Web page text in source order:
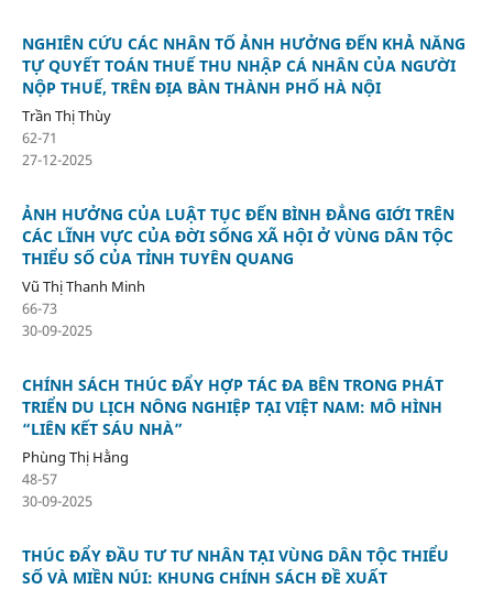
NGHIÊN CỨU CÁC NHÂN TỐ ẢNH HƯỞNG ĐẾN KHẢ NĂNG
TỰ QUYẾT TOÁN THUẾ THU NHẬP CÁ NHÂN CỦA NGƯỜI
NỘP THUẾ, TRÊN ĐỊA BÀN THÀNH PHỐ HÀ NỘI
Trần Thị Thùy
62-71
27-12-2025
ẢNH HƯỞNG CỦA LUẬT TỤC ĐẾN BÌNH ĐẲNG GIỚI TRÊN
CÁC LĨNH VỰC CỦA ĐỜI SỐNG XÃ HỘI Ở VÙNG DÂN TỘC
THIỂU SỐ CỦA TỈNH TUYÊN QUANG
Vũ Thị Thanh Minh
66-73
30-09-2025
CHÍNH SÁCH THÚC ĐẨY HỢP TÁC ĐA BÊN TRONG PHÁT
TRIỂN DU LỊCH NÔNG NGHIỆP TẠI VIỆT NAM: MÔ HÌNH
“LIÊN KẾT SÁU NHÀ”
Phùng Thị Hằng
48-57
30-09-2025
THÚC ĐẨY ĐẦU TƯ TƯ NHÂN TẠI VÙNG DÂN TỘC THIỂU
SỐ VÀ MIỀN NÚI: KHUNG CHÍNH SÁCH ĐỀ XUẤT